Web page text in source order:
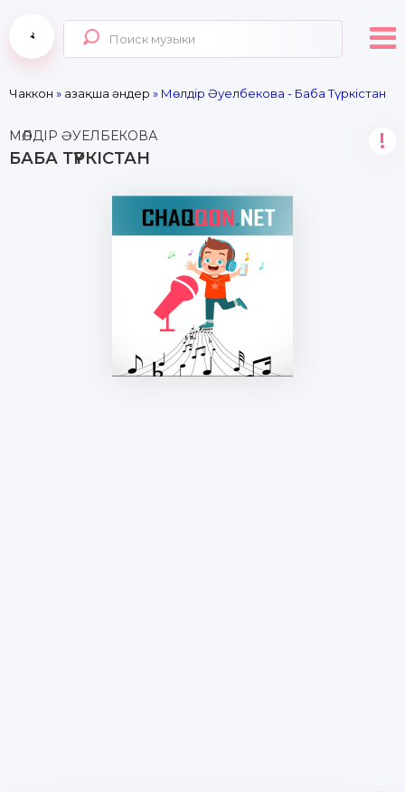
Чаккон » Қазақша әндер » Мөлдір Әуелбекова - Баба Түркістан
МӨЛДІР ӘУЕЛБЕКОВА
БАБА ТҮРКІСТАН
!